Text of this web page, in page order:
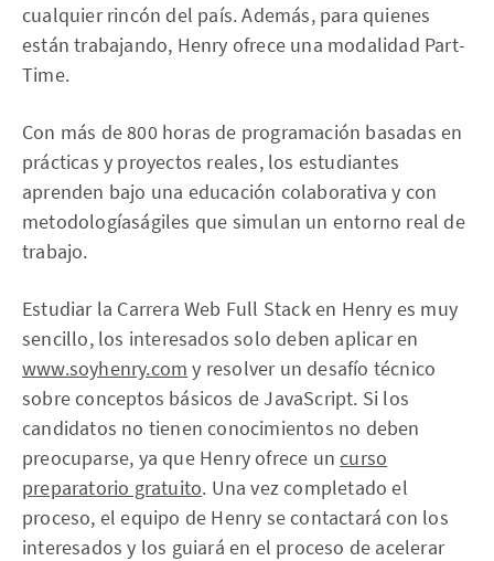
cualquier rincón del país. Además, para quienes
están trabajando, Henry ofrece una modalidad Part-
Time.
Con más de 800 horas de programación basadas en
prácticas y proyectos reales, los estudiantes
aprenden bajo una educación colaborativa y con
metodologíaságiles que simulan un entorno real de
trabajo.
Estudiar la Carrera Web Full Stack en Henry es muy
sencillo, los interesados solo deben aplicar en
www.soyhenry.com y resolver un desafío técnico
sobre conceptos básicos de JavaScript. Si los
candidatos no tienen conocimientos no deben
preocuparse, ya que Henry ofrece uncurso
preparatorio gratuito. Una vez completado el
proceso, el equipo de Henry se contactará con los
interesados y los guiará en el proceso de acelerar